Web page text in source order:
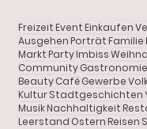
FreizeitEventEinkaufen
AusgehenPorträtFamilie
MarktPartyImbiss
CommunityGastronomie
BeautyCaféGewerbe
KulturStadtgeschichten
MusikNachhaltigkeit
Leerstand OsternReisen
Shopping
Gastronomie
Porträt